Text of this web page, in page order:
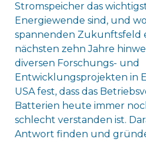
Stromspeicher das
Energiewende sind, und
spannenden Zukunftsfeld
nächsten zehn Jahre
diversen Forschungs- und
Entwicklungsprojekten in
USA fest, dass das
Batterien heute immer
schlecht verstanden ist.
Antwort finden und